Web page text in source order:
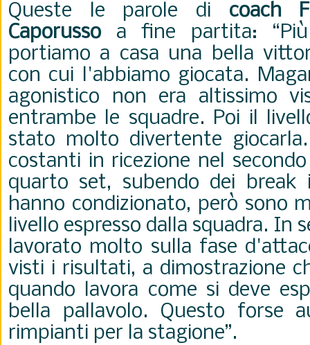
Queste le parole di coach
Caporussoa fine partita:
portiamo a casa una bella
con cui l'abbiamo giocata.
agonistico non era altissimo
entrambe le squadre. Poi il
stato molto divertente
costanti in ricezione nel
quarto set, subendo dei
hanno condizionato, però sono
livello espresso dalla squadra. In
lavorato molto sulla fase
visti i risultati, a dimostrazione
quando lavora come si deve
bella pallavolo. Questo forse
rimpianti per la stagione”.